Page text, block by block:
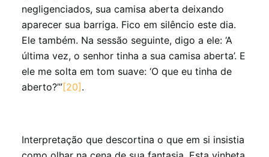
negligenciados, sua camisa aberta deixando
aparecer sua barriga. Fico em silêncio este dia.
Ele também. Na sessão seguinte, digo a ele: ‘A
última vez, o senhor tinha a sua camisa aberta’. E
ele me solta em tom suave: ‘O que eu tinha de
aberto?’”[20] .
Interpretação que descortina o que em si insistia